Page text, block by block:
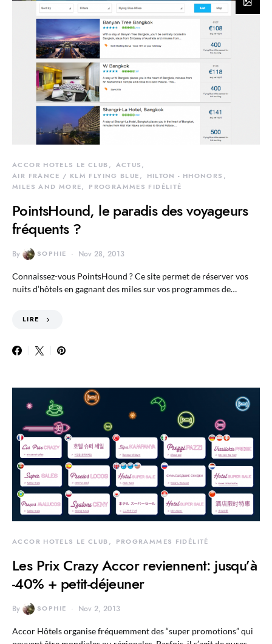
ACCOR HOTELS LE CLUB
ACTUS
AIR FRANCE / KLM FLYING BLUE
HILTON - HHONORS
MILES AND MORE
PROGRAMMES FIDÉLITÉ
PointsHound, le paradis des voyageurs
fréquents ?
By SOPHIE Nov 28, 2013
Connaissez-vous PointsHound ? Ce site permet de réserver vos
nuits d’hôtels en gagnant des miles sur vos programmes de…
LIRE
ACCOR HOTELS LE CLUB PROGRAMMES FIDÉLITÉ
Les Prix Crazy Accor reviennent: jusqu’à
-40% + petit-déjeuner
By SOPHIE Nov 2, 2013
Accor Hôtels organise fréquemment des “super promotions” qui